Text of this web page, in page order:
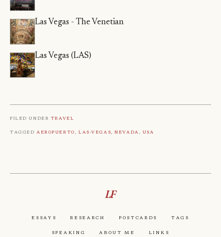
Las Vegas - The Venetian
Las Vegas (LAS)
Filed under Travel
TaggedAeropuerto, Las-Vegas,Nevada, Usa
LF
Essays Research Postcards Tags
Speaking About Me Links